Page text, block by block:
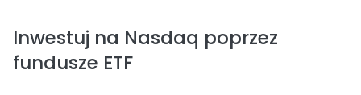
Inwestuj na Nasdaq poprzez
fundusze ETF